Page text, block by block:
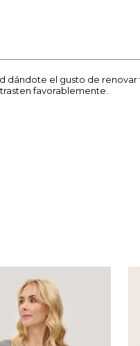
dándote el gusto de
favorablemente.